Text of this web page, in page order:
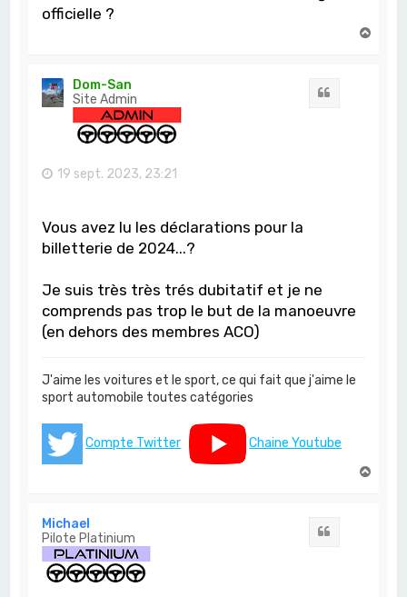
officielle ?
Dom-San
Site Admin
19 sept. 2023, 23:21
Vous avez lu les déclarations pour la
billetterie de 2024...?
Je suis très très trés dubitatif et je ne
comprends pas trop le but de la manoeuvre
(en dehors des membres ACO)
J'aime les voitures et le sport, ce qui fait que j'aime le
sport automobile toutes catégories
Compte Twitter
Chaine Youtube
Michael
Pilote Platinium